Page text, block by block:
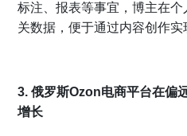
标注、报表等事宜，博主在
关数据，便于通过内容创作实
3. 俄罗斯Ozon电商平台在偏
增长